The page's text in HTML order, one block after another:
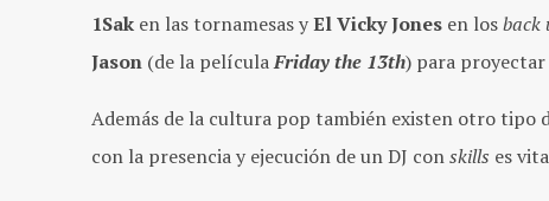
1Sak en las tornamesas yEl Vicky Jones en losback
Jason (de la películaFriday the 13th) para proyectar
Además de la cultura pop también existen otro tipo
con la presencia y ejecución de un DJ conskills es